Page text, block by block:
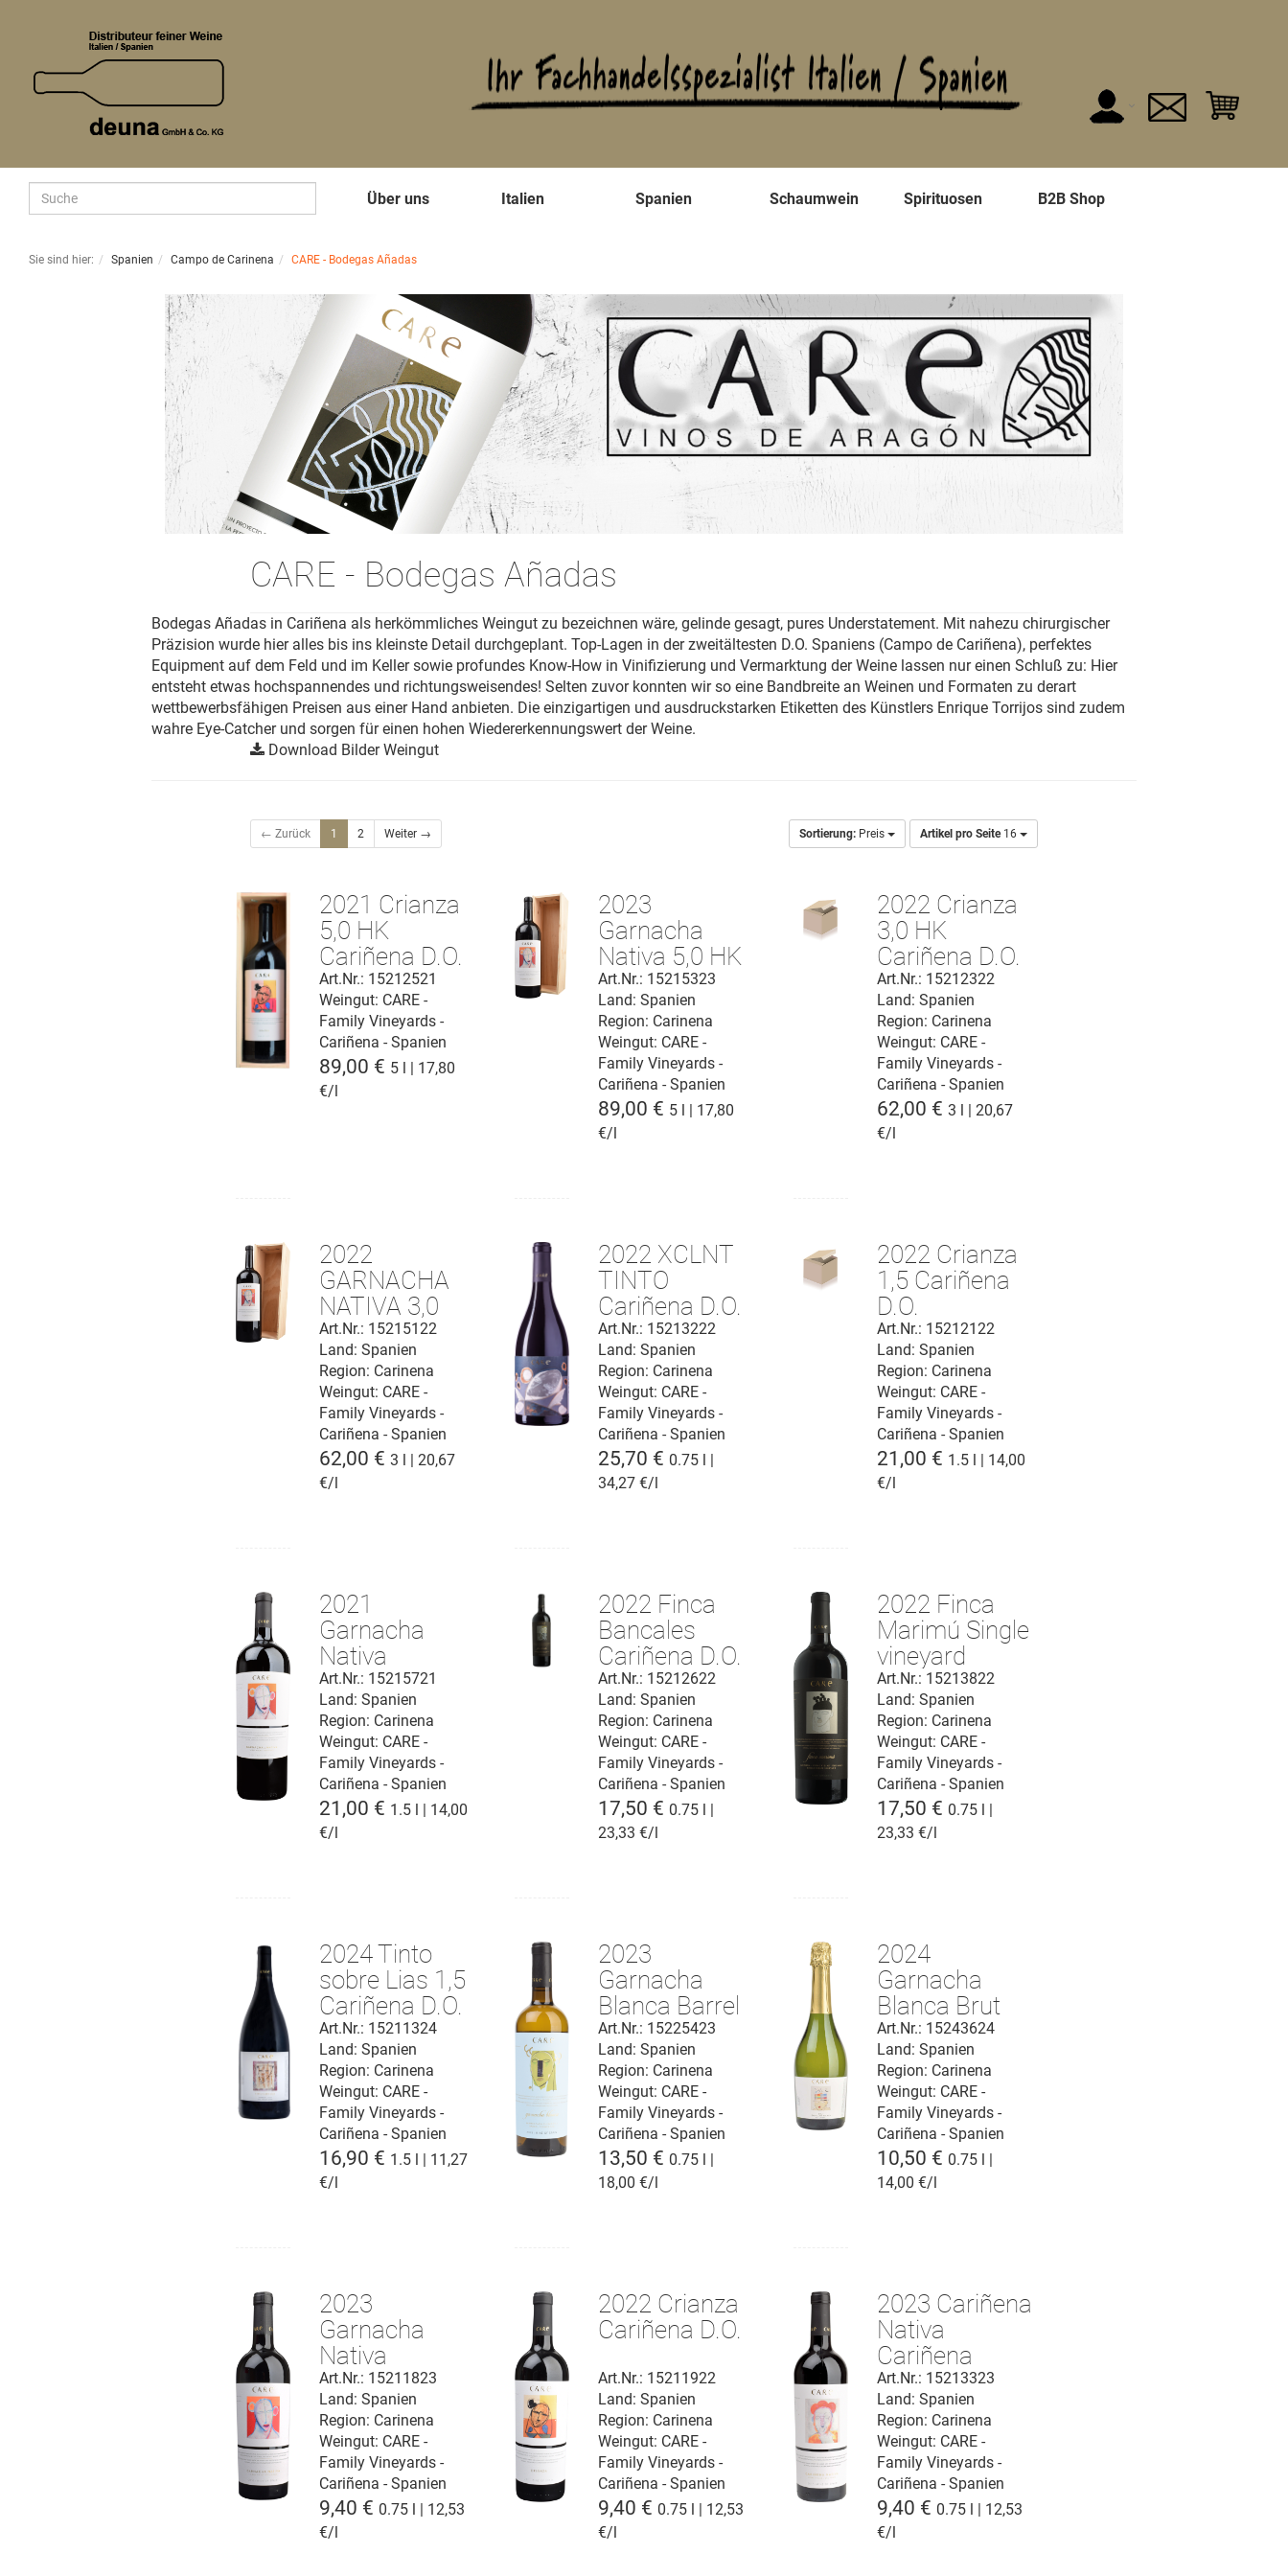
Über uns Italien Spanien Schaumwein Spirituosen B2B Shop
Sie sind hier: Spanien Campo de Carinena CARE - Bodegas Añadas
CARE - Bodegas Añadas
Bodegas Añadas in Cariñena als herkömmliches Weingut zu bezeichnen wäre, gelinde gesagt, pures Understatement. Mit nahezu chirurgischer
Präzision wurde hier alles bis ins kleinste Detail durchgeplant. Top-Lagen in der zweitältesten D.O. Spaniens (Campo de Cariñena), perfektes
Equipment auf dem Feld und im Keller sowie profundes Know-How in Vinifizierung und Vermarktung der Weine lassen nur einen Schluß zu: Hier
entsteht etwas hochspannendes und richtungsweisendes! Selten zuvor konnten wir so eine Bandbreite an Weinen und Formaten zu derart
wettbewerbsfähigen Preisen aus einer Hand anbieten. Die einzigartigen und ausdruckstarken Etiketten des Künstlers Enrique Torrijos sind zudem
wahre Eye-Catcher und sorgen für einen hohen Wiedererkennungswert der Weine.
Download Bilder Weingut
← Zurück 1 2 Weiter → Sortierung: Preis Artikel pro Seite 16
2021 Crianza
5,0 HK
Cariñena D.O.
Art.Nr.: 15212521
Weingut: CARE -
Family Vineyards -
Cariñena - Spanien
89,00 € 5 l | 17,80
€/l
2023
Garnacha
Nativa 5,0 HK
Cariñena D.O.
Art.Nr.: 15215323
Weingut: CARE -
Family Vineyards -
Cariñena - Spanien
Land: Spanien
Region: Carinena
89,00 € 5 l | 17,80
€/l
2022 Crianza
3,0 HK
Cariñena D.O.
Art.Nr.: 15212322
Land: Spanien
Region: Carinena
Weingut: CARE -
Family Vineyards -
Cariñena - Spanien
62,00 €3 l | 20,67
€/l
2022
GARNACHA
NATIVA 3,0
Cariñena D.O.
Art.Nr.: 15215122
Region: Carinena
Land: Spanien
Weingut: CARE -
Family Vineyards -
Cariñena - Spanien
62,00 €3 l | 20,67
€/l
2022 XCLNT
TINTO
Cariñena D.O.
Art.Nr.: 15213222
Weingut: CARE -
Family Vineyards -
Cariñena - Spanien
Region: Carinena
Land: Spanien
25,70 € 0.75 l |
34,27 €/l
2022 Crianza
1,5 Cariñena
D.O.
Art.Nr.: 15212122
Land: Spanien
Region: Carinena
Weingut: CARE -
Family Vineyards -
Cariñena - Spanien
21,00 € 1.5 l | 14,00
€/l
2021
Garnacha
Nativa
Magnum
Cariñena D.O.
Art.Nr.: 15215721
Region: Carinena
Land: Spanien
Weingut: CARE -
Family Vineyards -
Cariñena - Spanien
21,00 € 1.5 l | 14,00
€/l
2022 Finca
Bancales
Cariñena D.O.
Art.Nr.: 15212622
Land: Spanien
Region: Carinena
Weingut: CARE -
Family Vineyards -
Cariñena - Spanien
17,50 € 0.75 l |
23,33 €/l
2022 Finca
Marimú Single
vineyard
Cariñena D.O.
Art.Nr.: 15213822
Weingut: CARE -
Family Vineyards -
Cariñena - Spanien
Region: Carinena
Land: Spanien
17,50 € 0.75 l |
23,33 €/l
2024 Tinto
sobre Lias 1,5
Cariñena D.O.
Art.Nr.: 15211324
Region: Carinena
Land: Spanien
Weingut: CARE -
Family Vineyards -
Cariñena - Spanien
16,90 € 1.5 l | 11,27
€/l
2023
Garnacha
Blanca Barrel
fermented
Cariñena D.O.
Art.Nr.: 15225423
Region: Carinena
Land: Spanien
Weingut: CARE -
Family Vineyards -
Cariñena - Spanien
13,50 € 0.75 l |
18,00 €/l
2024
Garnacha
Blanca Brut
Cariñena D.O.
Art.Nr.: 15243624
Weingut: CARE -
Family Vineyards -
Cariñena - Spanien
Land: Spanien
Region: Carinena
10,50 € 0.75 l |
14,00 €/l
2023
Garnacha
Nativa
Cariñena D.O.
Art.Nr.: 15211823
Land: Spanien
Weingut: CARE -
Family Vineyards -
Cariñena - Spanien
Region: Carinena
9,40 € 0.75 l | 12,53
€/l
2022 Crianza
Cariñena D.O.
Art.Nr.: 15211922
Land: Spanien
Region: Carinena
Weingut: CARE -
Family Vineyards -
Cariñena - Spanien
9,40 € 0.75 l | 12,53
€/l
2023 Cariñena
Nativa
Cariñena
D.O.P.
Art.Nr.: 15213323
Land: Spanien
Region: Carinena
Weingut: CARE -
Family Vineyards -
Cariñena - Spanien
9,40 € 0.75 l | 12,53
€/l